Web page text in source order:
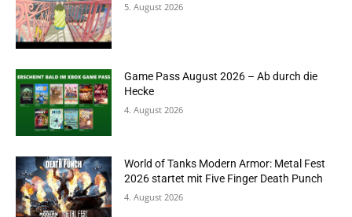
5. August 2026
Game Pass August 2026 – Ab durch die
Hecke
4. August 2026
World of Tanks Modern Armor: Metal Fest
2026 startet mit Five Finger Death Punch
4. August 2026